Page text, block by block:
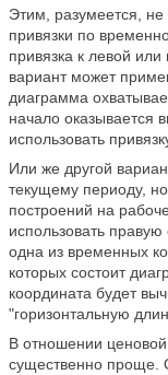
Этим, разумеется, не
привязки по
привязка к левой
вариант может
диаграмма
начало оказывается
использовать
Или же другой
текущему периоду,
построений на
использовать
одна из временных
которых состоит
координата будет
"горизонтальную
В отношении ценовой
существенно проще.